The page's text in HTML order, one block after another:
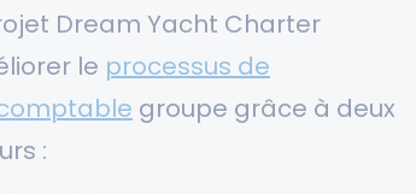
Dream Yacht Charter
le processus de
groupe grâce à deux
: